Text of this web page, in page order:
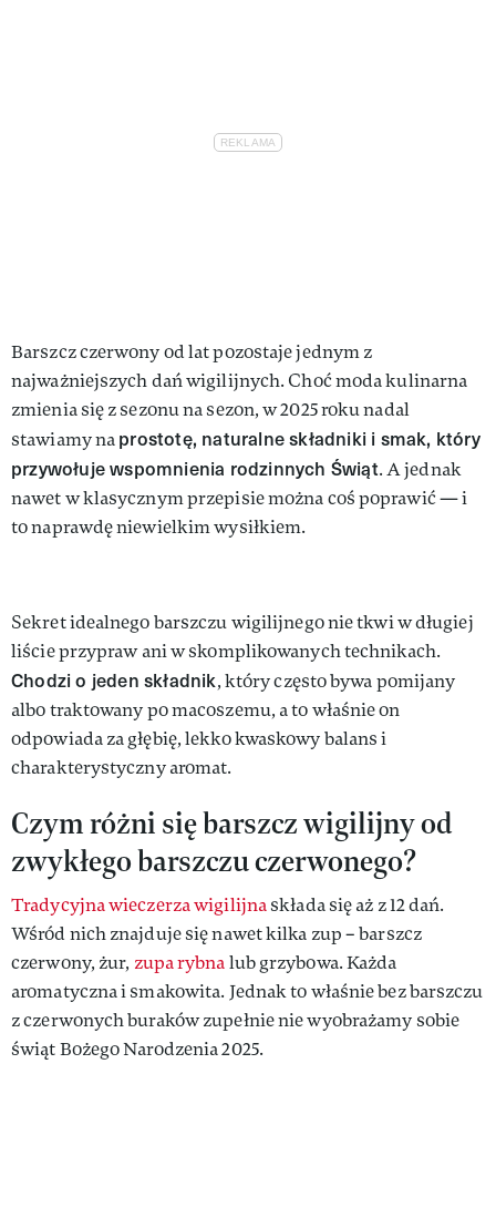
Barszcz czerwony od lat pozostaje jednym z
najważniejszych dań wigilijnych. Choć moda kulinarna
zmienia się z sezonu na sezon, w 2025 roku nadal
stawiamy naprostotę, naturalne składniki i smak, który
przywołuje wspomnienia rodzinnych Świąt. A jednak
nawet w klasycznym przepisie można coś poprawić — i
to naprawdę niewielkim wysiłkiem.
Sekret idealnego barszczu wigilijnego nie tkwi w długiej
liście przypraw ani w skomplikowanych technikach.
Chodzi o jeden składnik, który często bywa pomijany
albo traktowany po macoszemu, a to właśnie on
odpowiada za głębię, lekko kwaskowy balans i
charakterystyczny aromat.
Czym różni się barszcz wigilijny od
zwykłego barszczu czerwonego?
Tradycyjna wieczerza wigilijnaskłada się aż z 12 dań.
Wśród nich znajduje się nawet kilka zup – barszcz
czerwony, żur, zupa rybnalub grzybowa. Każda
aromatyczna i smakowita. Jednak to właśnie bez barszczu
z czerwonych buraków zupełnie nie wyobrażamy sobie
świąt Bożego Narodzenia 2025.